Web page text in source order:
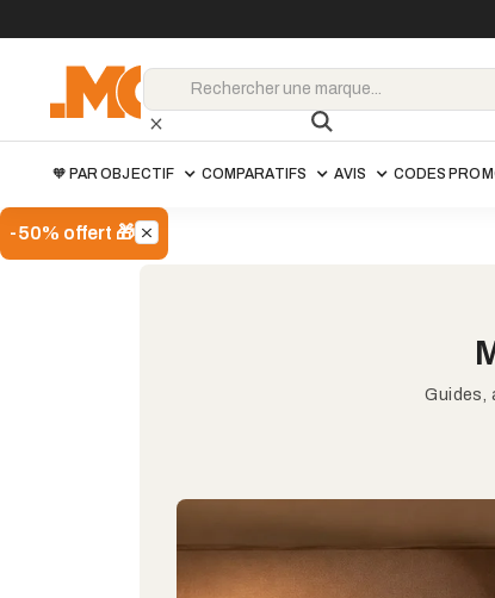
🧡 PAR OBJECTIF COMPARATIFS AVIS CODES
-50% offert 🎁
Guides,